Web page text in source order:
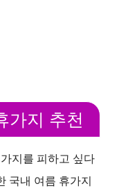
가지 추천
지를 피하고 싶다
국내 여름 휴가지